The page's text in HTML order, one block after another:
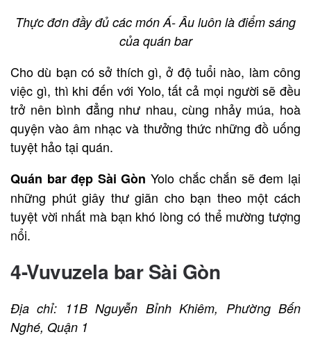
Thực đơn đầy đủ các món Á- Âu luôn là điểm sáng
của quán bar
Cho dù bạn có sở thích gì, ở độ tuổi nào, làm công
việc gì, thì khi đến với Yolo, tất cả mọi người sẽ đều
trở nên bình đẳng như nhau, cùng nhảy múa, hoà
quyện vào âm nhạc và thưởng thức những đồ uống
tuyệt hảo tại quán.
Quán bar đẹp Sài Gòn Yolo chắc chắn sẽ đem lại
những phút giây thư giãn cho bạn theo một cách
tuyệt vời nhất mà bạn khó lòng có thể mường tượng
nổi.
4-Vuvuzela bar Sài Gòn
Địa chỉ: 11B Nguyễn Bỉnh Khiêm, Phường Bến
Nghé, Quận 1